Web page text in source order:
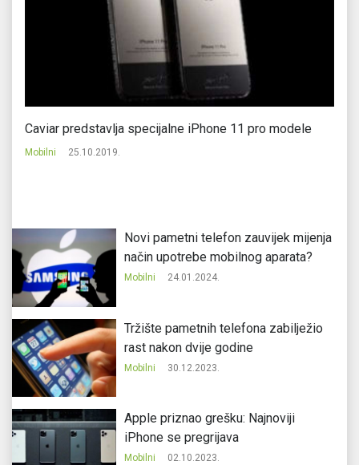
Caviar predstavlja specijalne iPhone 11 pro modele
Mobilni 25.10.2019.
Novi pametni telefon zauvijek mijenja
način upotrebe mobilnog aparata?
Mobilni 24.01.2024.
Tržište pametnih telefona zabilježio
rast nakon dvije godine
Mobilni 30.12.2023.
Apple priznao grešku: Najnoviji
iPhone se pregrijava
Mobilni 02.10.2023.